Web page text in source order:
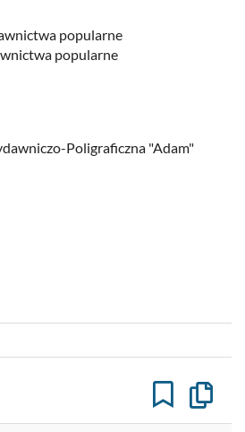
popularne
popularne
Poligraficzna "Adam"